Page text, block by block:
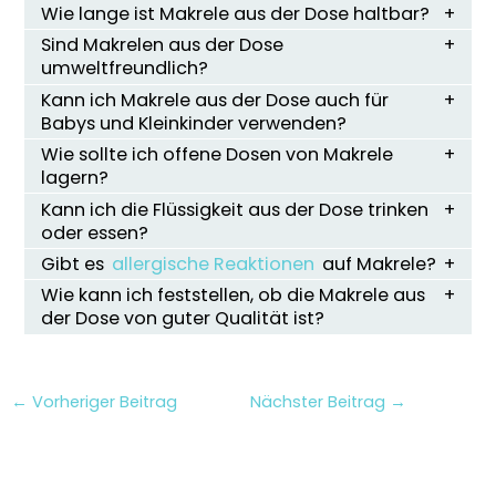
Wie lange ist Makrele aus der Dose haltbar?
Sind Makrelen aus der Dose
umweltfreundlich?
Kann ich Makrele aus der Dose auch für
Babys und Kleinkinder verwenden?
Wie sollte ich offene Dosen von Makrele
lagern?
Kann ich die Flüssigkeit aus der Dose trinken
oder essen?
Gibt es allergische Reaktionen auf Makrele?
Wie kann ich feststellen, ob die Makrele aus
der Dose von guter Qualität ist?
← Vorheriger Beitrag Nächster Beitrag →